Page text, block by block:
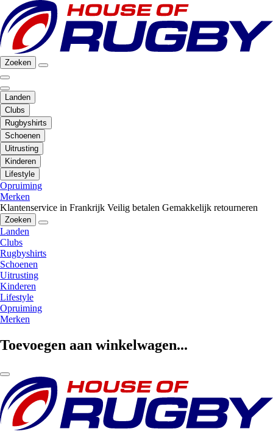
Zoeken
Landen
Clubs
Rugbyshirts
Schoenen
Uitrusting
Kinderen
Lifestyle
Opruiming
Merken
Klantenservice in Frankrijk Veilig betalen Gemakkelijk retourneren
Zoeken
Landen
Clubs
Rugbyshirts
Schoenen
Uitrusting
Kinderen
Lifestyle
Opruiming
Merken
Toevoegen aan winkelwagen...